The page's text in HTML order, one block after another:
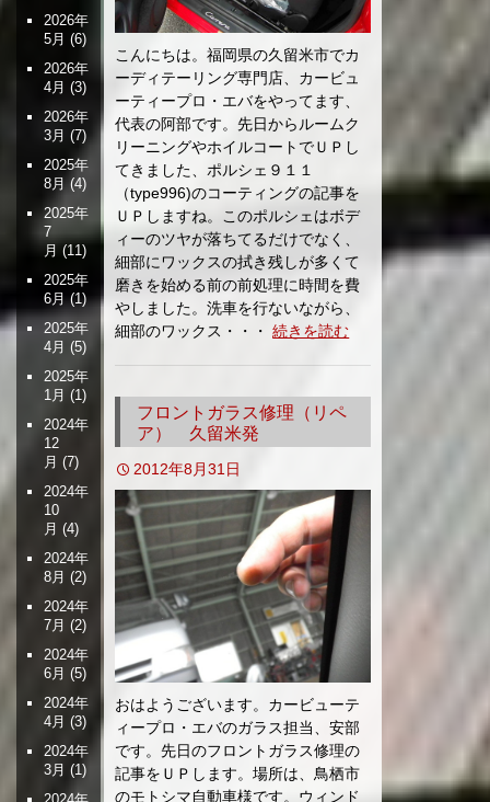
こんにちは。福岡県の久留米市でカ
ーディテーリング専門店、カービュ
ーティープロ・エバをやってます、
代表の阿部です。先日からルームク
リーニングやホイルコートでＵＰし
てきました、ポルシェ９１１
（type996)のコーティングの記事を
ＵＰしますね。このポルシェはボデ
ィーのツヤが落ちてるだけでなく、
細部にワックスの拭き残しが多くて
磨きを始める前の前処理に時間を費
やしました。洗車を行ないながら、
細部のワックス・・・続きを読む
フロントガラス修理（リペ
ア） 久留米発
2012年8月31日
おはようございます。カービューテ
ィープロ・エバのガラス担当、安部
です。先日のフロントガラス修理の
記事をＵＰします。場所は、鳥栖市
のモトシマ自動車様です。ウィンド
2026年
5月 (6)
2026年
4月 (3)
2026年
3月 (7)
2025年
8月 (4)
2025年
7
月 (11)
2025年
6月 (1)
2025年
4月 (5)
2025年
1月 (1)
2024年
12
月 (7)
2024年
10
月 (4)
2024年
8月 (2)
2024年
7月 (2)
2024年
6月 (5)
2024年
4月 (3)
2024年
3月 (1)